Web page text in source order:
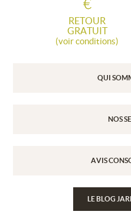
RETOUR
GRATUIT
(voir conditions)
QUI
NOS
AVIS
LE BLOG